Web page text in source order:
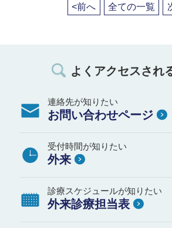
<前へ 全ての一覧
よくアクセスされ
連絡先が知りたい
お問い合わせページ
受付時間が知りたい
外来
診療スケジュールが知りたい
外来診療担当表